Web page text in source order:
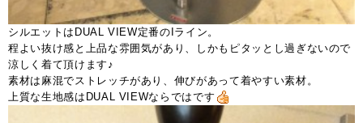
シルエットはDUAL VIEW定番のIライン。
程よい抜け感と上品な雰囲気があり、しかもピタッとし過ぎないので
涼しく着て頂けます♪
素材は麻混でストレッチがあり、伸びがあって着やすい素材。
上質な生地感はDUAL VIEWならではです